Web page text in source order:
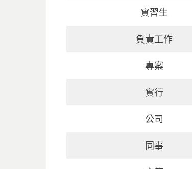
實習生
負責工作
專案
實行
公司
同事